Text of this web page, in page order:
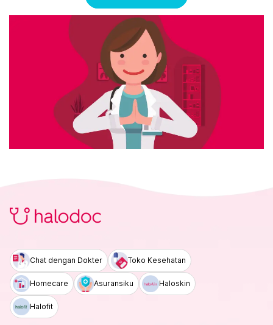
Chat dengan Dokter Toko Kesehatan
Homecare Asuransiku Haloskin
Halofit